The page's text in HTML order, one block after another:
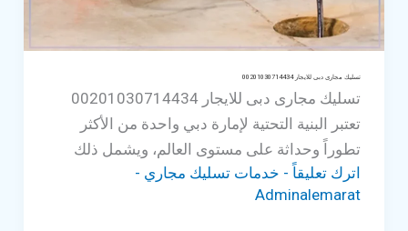
تسليك مجارى دبى للايجار 00201030714434
تسليك مجارى دبى للايجار 00201030714434
تعتبر البنية التحتية لإمارة دبي واحدة من الأكثر
تطوراً وحداثة على مستوى العالم، ويشمل ذلك
اترك تعليقاً - خدمات تسليك مجاري -
Adminalemarat